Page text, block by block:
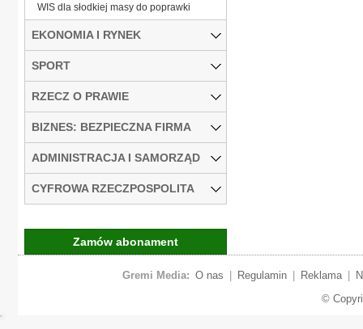
WIS dla słodkiej masy do poprawki
EKONOMIA I RYNEK
SPORT
RZECZ O PRAWIE
BIZNES: BEZPIECZNA FIRMA
ADMINISTRACJA I SAMORZĄD
CYFROWA RZECZPOSPOLITA
Zamów abonament
Gremi Media: O nas Regulamin Reklama
©